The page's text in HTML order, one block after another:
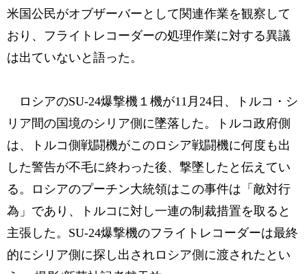
米国公民がオブザーバーとして関連作業を観察して
おり、フライトレコーダーの処理作業に対する異議
は出ていないと語った。
ロシアのSU-24爆撃機１機が11月24日、トルコ・シ
リア間の国境のシリア側に墜落した。トルコ政府側
は、トルコ側戦闘機がこのロシア戦闘機に何度も出
した警告が不毛に終わった後、撃墜したと伝えてい
る。ロシアのプーチン大統領はこの事件は「敵対行
為」であり、トルコに対し一連の制裁措置を取ると
主張した。SU-24爆撃機のフライトレコーダーは最終
的にシリア側に探し出されロシア側に渡されたとい